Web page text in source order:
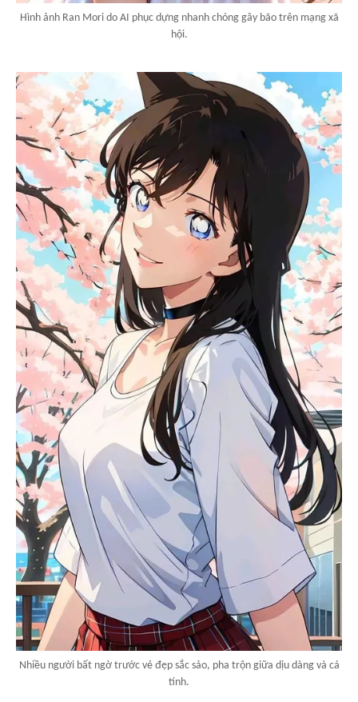
Hình ảnh Ran Mori do AI phục dựng nhanh chóng gây bão trên mạng xã
hội.
Nhiều người bất ngờ trước vẻ đẹp sắc sảo, pha trộn giữa dịu dàng và cá
tính.